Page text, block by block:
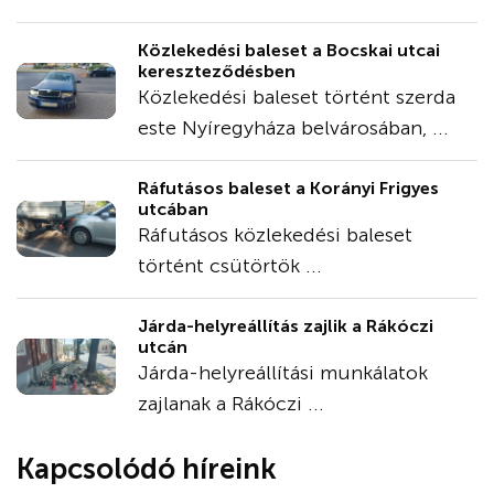
Közlekedési baleset a Bocskai utcai
kereszteződésben
Közlekedési baleset történt szerda
este Nyíregyháza belvárosában, ...
Ráfutásos baleset a Korányi Frigyes
utcában
Ráfutásos közlekedési baleset
történt csütörtök ...
Járda-helyreállítás zajlik a Rákóczi
utcán
Járda-helyreállítási munkálatok
zajlanak a Rákóczi ...
Kapcsolódó híreink